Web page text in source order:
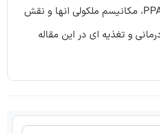
اتانولامید. درک اثرات PPAR، مکانیسم ملکولی انها و نقش
و تغذیه ای در این مقاله